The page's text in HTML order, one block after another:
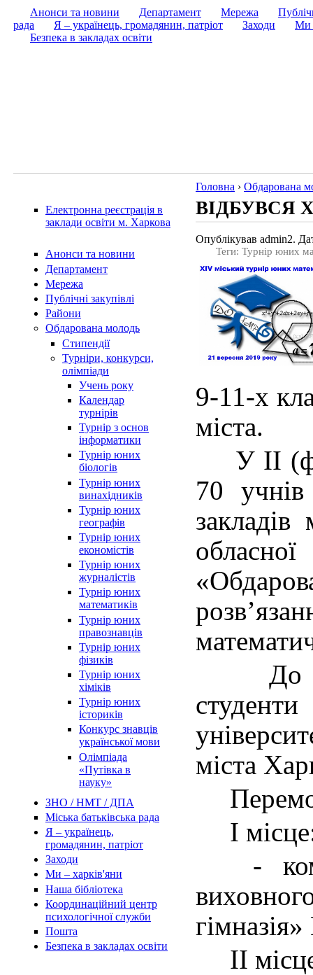
Анонси та новини Департамент Мережа
рада
Я – українець, громадянин, патріот Заходи
Ми
Безпека в закладах освіти
Електронна реєстрація в
заклади освіти м. Харкова
Анонси та новини
Департамент
Мережа
Публічні закупівлі
Райони
Обдарована молодь
Стипендії
Турнiри, конкурси,
олiмпiади
Учень року
Календар
турнірів
Турнір з основ
інформатики
Турнір юних
біологів
Турнір юних
винахідників
Турнір юних
географів
Турнір юних
економістів
Турнір юних
журналістів
Турнір юних
математиків
Турнір юних
правознавців
Турнір юних
фізиків
Турнір юних
хіміків
Турнір юних
істориків
Конкурс знавців
української мови
Олімпіада
«Путівка в
науку»
ЗНО / НМТ / ДПА
Міська батьківська рада
Я – українець,
громадянин, патріот
Заходи
Ми – харків'яни
Наша бібліотека
Координаційний центр
психологічної служби
Пошта
Безпека в закладах освіти
Головна › Обдарована
ВІДБУВСЯ
Опублікував admin2.
Теги: Турнір юних
9-11-х
міста.
У ІІ
70
закладів
До
міста
І
-
ІІ